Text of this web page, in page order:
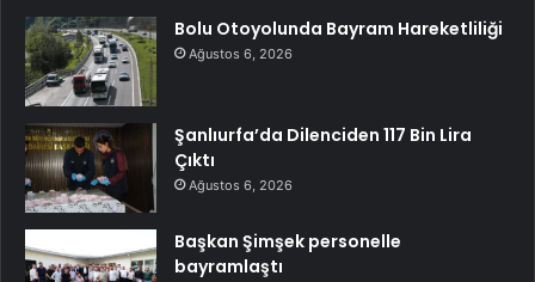
Bolu Otoyolunda Bayram Hareketliliği
Ağustos 6, 2026
Şanlıurfa’da Dilenciden 117 Bin Lira
Çıktı
Ağustos 6, 2026
Başkan Şimşek personelle
bayramlaştı